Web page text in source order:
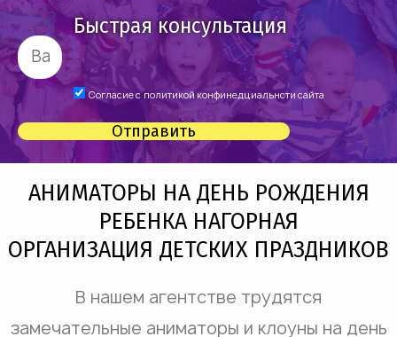
Быстрая консультация
Согласие с политикой конфинедциальнсти сайта
Отправить
АНИМАТОРЫ НА ДЕНЬ РОЖДЕНИЯ
РЕБЕНКА НАГОРНАЯ
ОРГАНИЗАЦИЯ ДЕТСКИХ ПРАЗДНИКОВ
В нашем агентстве трудятся
замечательные аниматоры и клоуны на день